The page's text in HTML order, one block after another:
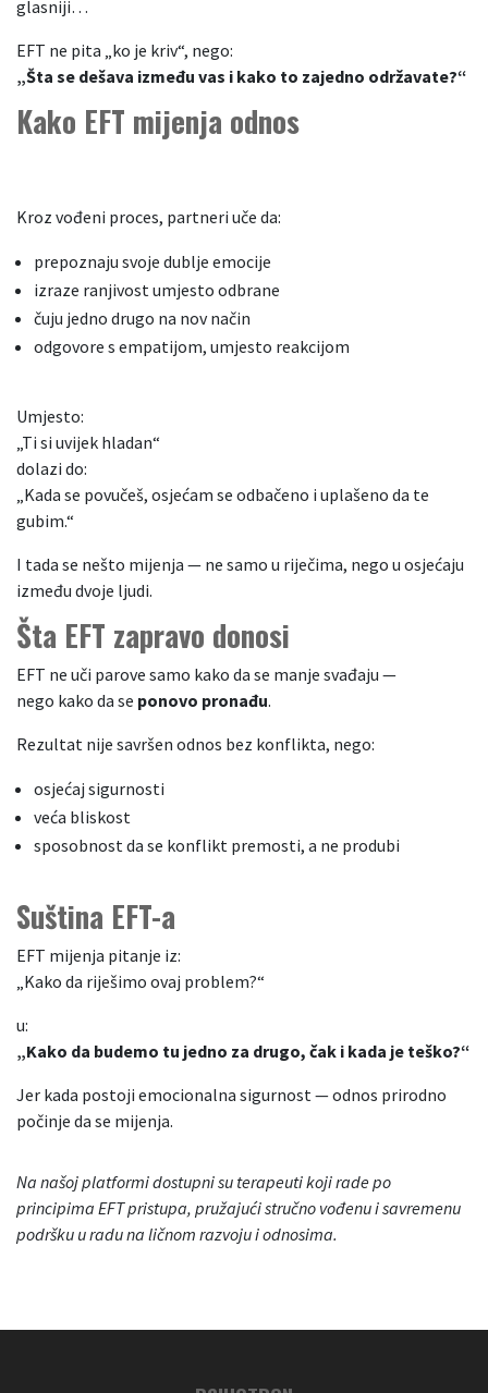
glasniji…
EFT ne pita „ko je kriv“, nego:
„Šta se dešava između vas i kako to zajedno održavate?“
Kako EFT mijenja odnos
Kroz vođeni proces, partneri uče da:
prepoznaju svoje dublje emocije
izraze ranjivost umjesto odbrane
čuju jedno drugo na nov način
odgovore s empatijom, umjesto reakcijom
Umjesto:
„Ti si uvijek hladan“
dolazi do:
„Kada se povučeš, osjećam se odbačeno i uplašeno da te
gubim.“
I tada se nešto mijenja — ne samo u riječima, nego u osjećaju
između dvoje ljudi.
Šta EFT zapravo donosi
EFT ne uči parove samo kako da se manje svađaju —
nego kako da se ponovo pronađu.
Rezultat nije savršen odnos bez konflikta, nego:
osjećaj sigurnosti
veća bliskost
sposobnost da se konflikt premosti, a ne produbi
Suština EFT-a
EFT mijenja pitanje iz:
„Kako da riješimo ovaj problem?“
u:
„Kako da budemo tu jedno za drugo, čak i kada je teško?“
Jer kada postoji emocionalna sigurnost — odnos prirodno
počinje da se mijenja.
Na našoj platformi dostupni su terapeuti koji rade po
principima EFT pristupa, pružajući stručno vođenu i savremenu
podršku u radu na ličnom razvoju i odnosima.